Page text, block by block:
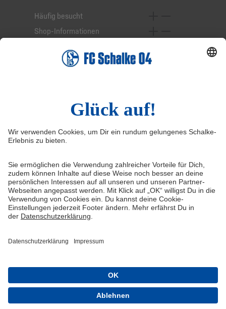
Häufig besucht
Shop-Informationen
Service-Hotline
Widerruf Vertrag widerrufen
AGB
Cookie-Einstellungen
Datenschutzerklärung Impressum